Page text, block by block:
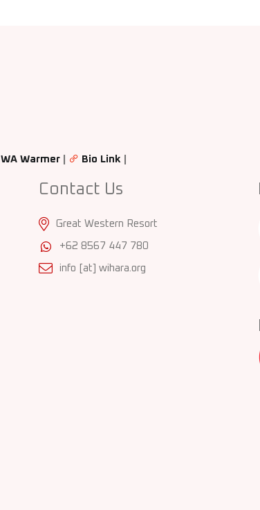
WA Warmer Bio Link
Contact Us
Great Western Resort
+62 8567 447 780
info [at] wihara.org